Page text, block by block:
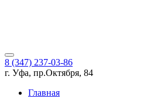
8 (347) 237-03-86
г. Уфа, пр.Октября, 84
Главная